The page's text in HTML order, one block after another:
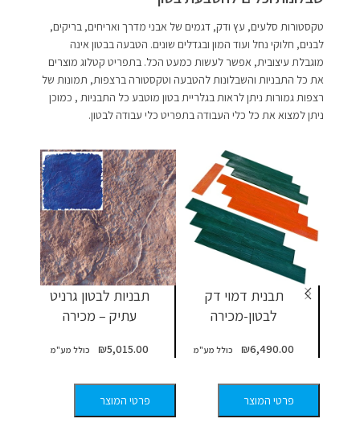
טקסטורות סלעים, עץ ודק, דגמים של אבני מדרך ואריחים, בריקים,
לבנים, חלוקי נחל ועוד המון ובגדלים שונים. הטבעה בבטון אינה
מוגבלת עיצובית, אפשר לעשות כמעט הכל. בתפריט קטלוג מוצרים
את כל התבניות והשבלונות להטבעה וטקסטורה ברצפות, תמונות של
רצפות גמורות ניתן לראות בגלריית בטון מוטבע כל התבניות , כמוכן
ניתן למצוא את כל כלי העבודה בתפריט כלי עבודה לבטון.
תבנית דמוי דק
לבטון-מכירה
₪6,490.00
פרטי המוצר
תבניות לבטון גרניט
עתיק – מכירה
₪5,015.00
פרטי המוצר